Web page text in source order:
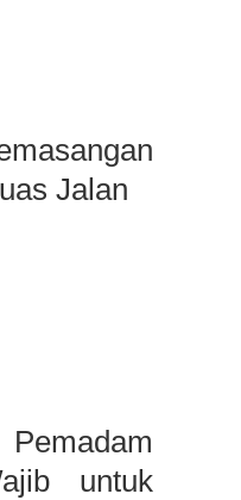
Jalan
untuk